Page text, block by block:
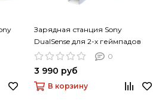
Зарядная станция Sony
DualSense для 2-х геймпадов
0
3 990 руб
В корзину